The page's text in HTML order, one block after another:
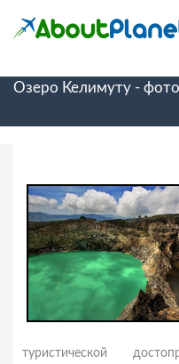
Озеро Келимуту -
туристической